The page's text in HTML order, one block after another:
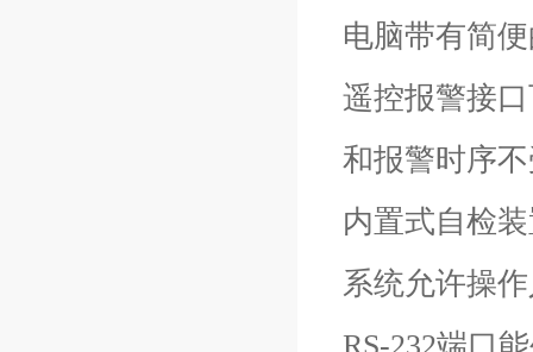
电脑带有简
遥控报警接
和报警时序
内置式自检
系统允许操